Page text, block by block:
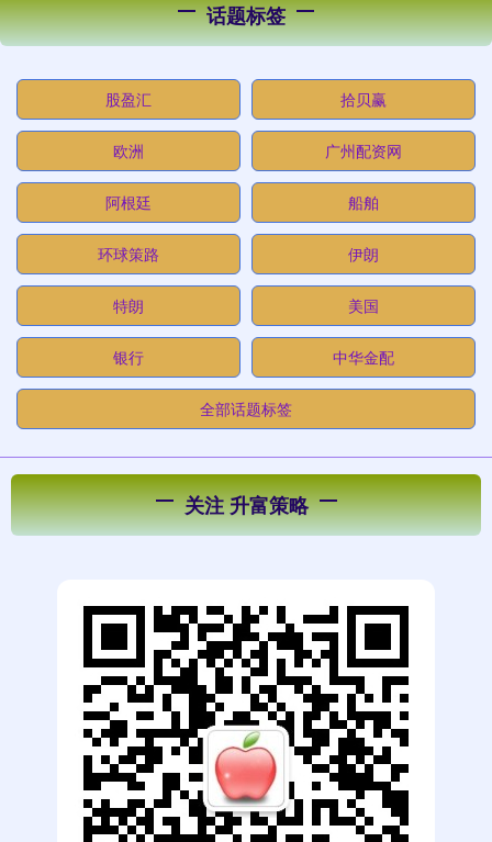
话题标签
股盈汇 拾贝赢
欧洲 广州配资网
阿根廷 船舶
环球策路 伊朗
特朗 美国
银行 中华金配
全部话题标签
关注 升富策略